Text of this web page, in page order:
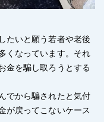
たいと願う若者や老後
くなっています。それ
金を騙し取ろうとする
でから騙されたと気付
が戻ってこないケース